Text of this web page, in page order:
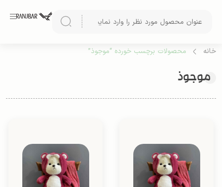
خانه محصولات برچسب خورده “موجوذ”
موجوذ